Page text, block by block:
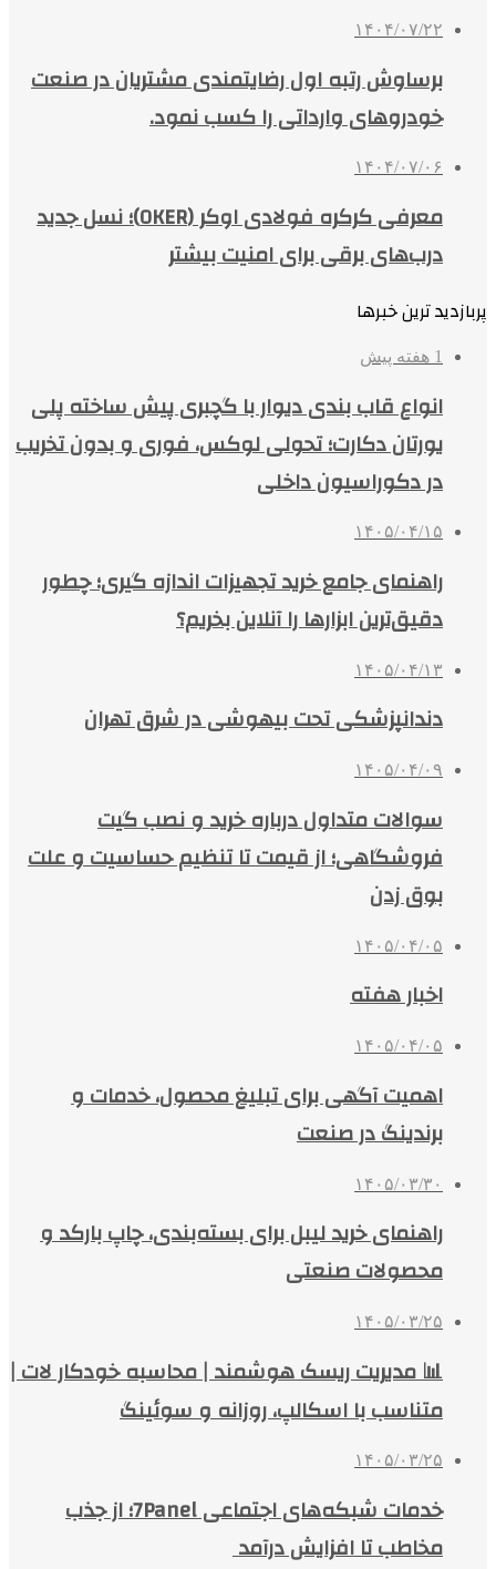
۱۴۰۴/۰۷/۲۲
برساوش رتبه اول رضایتمندی مشتریان در صنعت
خودروهای وارداتی را کسب نمود.
۱۴۰۴/۰۷/۰۶
معرفی کرکره فولادی اوکر (OKER)؛ نسل جدید
درب‌های برقی برای امنیت بیشتر
پربازدید ترین خبرها
1 هفته پیش
انواع قاب بندی دیوار با گچبری پیش ساخته پلی
یورتان دکارت؛ تحولی لوکس، فوری و بدون تخریب
در دکوراسیون داخلی
۱۴۰۵/۰۴/۱۵
راهنمای جامع خرید تجهیزات اندازه گیری؛ چطور
دقیق‌ترین ابزارها را آنلاین بخریم؟
۱۴۰۵/۰۴/۱۳
دندانپزشکی تحت بیهوشی در شرق تهران
۱۴۰۵/۰۴/۰۹
سوالات متداول درباره خرید و نصب گیت
فروشگاهی؛ از قیمت تا تنظیم حساسیت و علت
بوق زدن
۱۴۰۵/۰۴/۰۵
اخبار هفته
۱۴۰۵/۰۴/۰۵
اهمیت آگهی برای تبلیغ محصول، خدمات و
برندینگ در صنعت
۱۴۰۵/۰۳/۳۰
راهنمای خرید لیبل برای بسته‌بندی، چاپ بارکد و
محصولات صنعتی
۱۴۰۵/۰۳/۲۵
📊 مدیریت ریسک هوشمند | محاسبه خودکار لات |
متناسب با اسکالپ، روزانه و سوئینگ
۱۴۰۵/۰۳/۲۵
خدمات شبکه‌های اجتماعی 7Panel؛ از جذب
مخاطب تا افزایش درآمد